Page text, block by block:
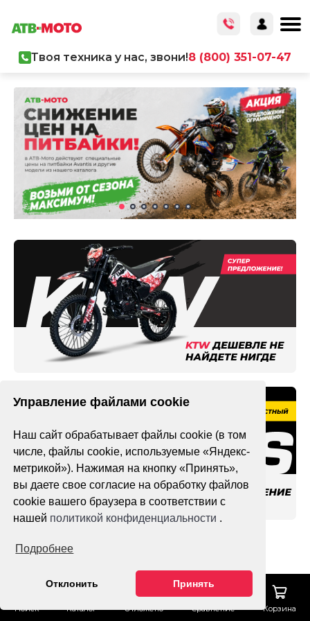
Управление файлами cookie
Наш сайт обрабатывает файлы cookie (в том
числе, файлы cookie, используемые «Яндекс-
метрикой»). Нажимая на кнопку «Принять»,
вы даете свое согласие на обработку файлов
cookie вашего браузера в соответствии с
нашей политикой конфиденциальности .
Подробнее
Отклонить Принять
Поиск Каталог Отложено Сравнение Корзина
Твоя техника у нас, звони!8 (800) 351-07-47
Один из крупнейших в России
маркетплейсов по продаже